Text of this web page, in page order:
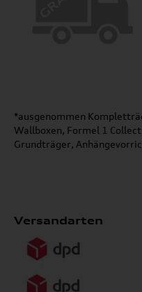
*ausgenommen
Wallboxen, Formel 1
Grundträger,
Versandarten